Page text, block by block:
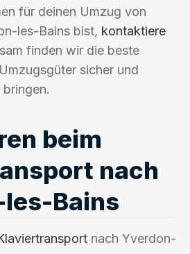
für deinen Umzug von
les-Bains bist, kontaktiere
finden wir die beste
sicher und
beim
nach
Bains
nach Yverdon-